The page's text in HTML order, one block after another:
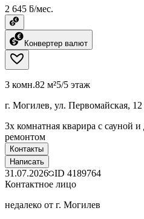
2 645 ƃ/мес.
Конвертер валют
3 комн.82 м²5/5 этаж
г. Могилев, ул. Первомайская, 12
3х комнатная кварира с сауной
ремонтом
Контакты
Написать
31.07.2026 ID 4189764
Контактное лицо
недалеко от г. Могилев